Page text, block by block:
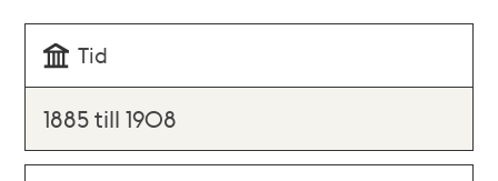
Tid
1885 till 1908